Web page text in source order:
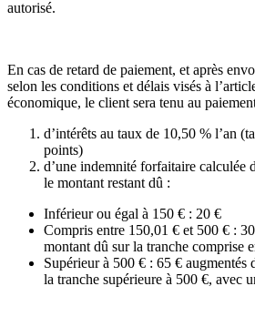
autorisé.
En cas de retard de paiement, et après
selon les conditions et délais visés à
économique, le client sera tenu au
d’intérêts au taux de 10,50 % l’an
points)
d’une indemnité forfaitaire calculée
le montant restant dû :
Inférieur ou égal à 150 € : 20 €
Compris entre 150,01 € et 500 € :
montant dû sur la tranche comprise
Supérieur à 500 € : 65 € augmentés
la tranche supérieure à 500 €, avec